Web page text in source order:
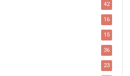
42
16
15
36
23